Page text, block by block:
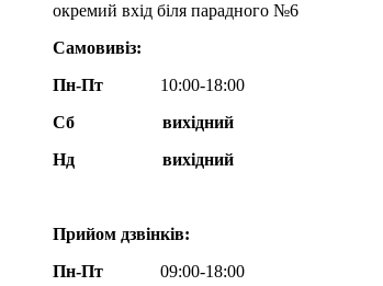
окремий вхід біля парадного №6
Самовивіз:
Пн-Пт
10:00-18:00
Сб
вихідний
Нд
вихідний
Прийом дзвінків:
Пн-Пт
09:00-18:00